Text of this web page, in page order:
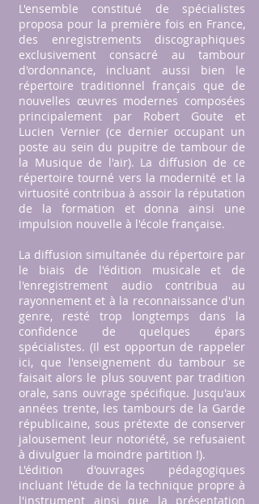
L'ensemble constitué de spécialistes
proposa pour la première fois en France,
des enregistrements discographiques
exclusivement consacré au tambour
d'ordonnance, incluant aussi bien le
répertoire traditionnel français que de
nouvelles œuvres modernes composées
principalement par Robert Goute et
Lucien Vernier (ce dernier occupant un
poste au sein du pupitre de tambour de
la Musique de l'air). La diffusion de ce
répertoire tourné vers la modernité et la
virtuosité contribua à assoir la réputation
de la formation et donna ainsi une
impulsion nouvelle à l'école française.
La diffusion simultanée du répertoire par
le biais de l'édition musicale et de
l'enregistrement audio contribua au
rayonnement et à la reconnaissance d'un
genre, resté trop longtemps dans la
confidence de quelques épars
spécialistes. (Il est opportun de rappeler
ici, que l'enseignement du tambour se
faisait alors le plus souvent par tradition
orale, sans ouvrage spécifique. Jusqu'aux
années trente, les tambours de la Garde
républicaine, sous prétexte de conserver
jalousement leur notoriété, se refusaient
à divulguer la moindre partition !).
L'édition d'ouvrages pédagogiques
incluant l'étude de la technique propre à
l'instrument ainsi que la présentation